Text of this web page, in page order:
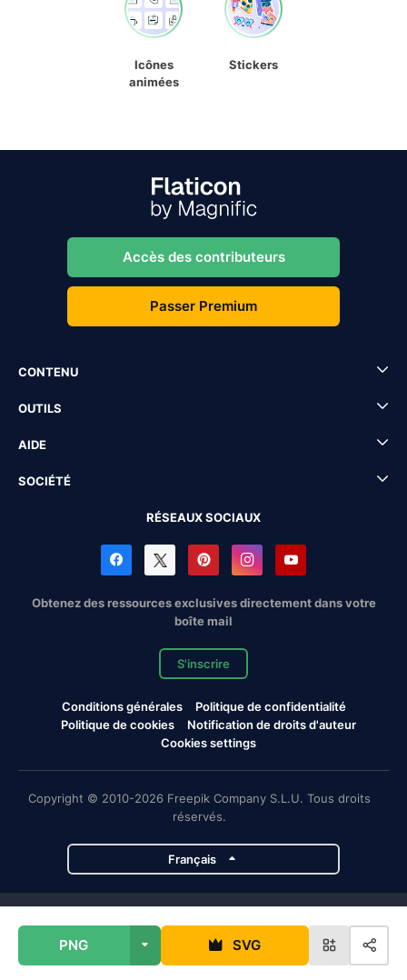
PNG SVG
Icônes
animées
Stickers
Accès des contributeurs
Passer Premium
CONTENU
OUTILS
AIDE
SOCIÉTÉ
RÉSEAUX SOCIAUX
Obtenez des ressources exclusives directement dans votre
boîte mail
S'inscrire
Conditions générales
Politique de confidentialité
Politique de cookies
Notification de droits d'auteur
Cookies settings
Copyright © 2010-2026 Freepik Company S.L.U. Tous droits
réservés.
Français